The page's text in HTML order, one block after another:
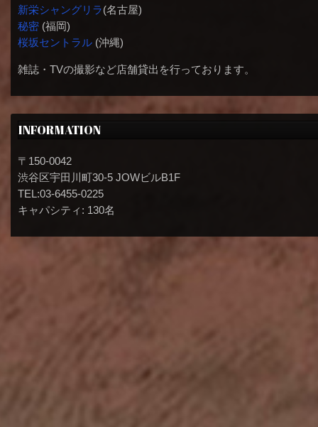
新栄シャングリラ(名古屋)
秘密(福岡)
桜坂セントラル(沖縄)
雑誌・TVの撮影など店舗貸出を行っております。
INFORMATION
〒150-0042
渋谷区宇田川町30-5 JOWビルB1F
TEL:03-6455-0225
キャパシティ: 130名